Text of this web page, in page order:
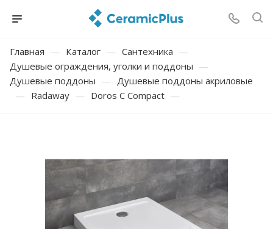
Главная — Каталог — Сантехника —
Душевые ограждения, уголки и поддоны —
Душевые поддоны — Душевые поддоны акриловые
— Radaway — Doros C Compact —